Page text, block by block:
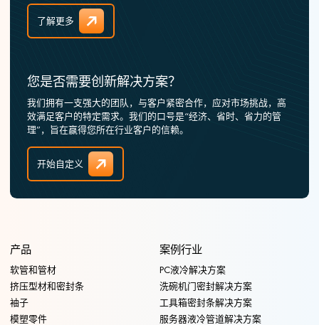
了解更多
您是否需要创新解决方案？
我们拥有一支强大的团队，与客户紧密合作，应对市场挑战，高
效满足客户的特定需求。我们的口号是“经济、省时、省力的管
理”，旨在赢得您所在行业客户的信赖。
开始自定义
产品
软管和管材
挤压型材和密封条
袖子
模塑零件
案例行业
PC液冷解决方案
洗碗机门密封解决方案
工具箱密封条解决方案
服务器液冷管道解决方案